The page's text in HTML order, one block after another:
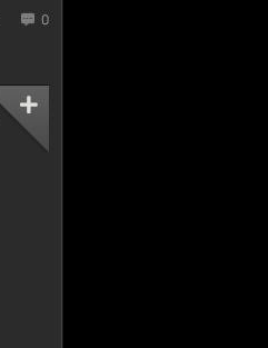
0